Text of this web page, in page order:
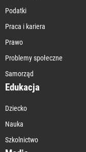
Podatki
Praca i kariera
Prawo
Problemy społeczne
Samorząd
Edukacja
Dziecko
Nauka
Szkolnictwo